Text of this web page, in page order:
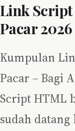
Link Script
Pacar 2026
Kumpulan
Pacar – Bagi
Script HTML
sudah